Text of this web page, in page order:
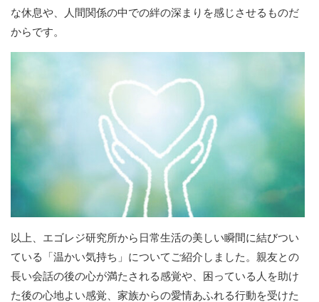
な休息や、人間関係の中での絆の深まりを感じさせるものだ
からです。
以上、エゴレジ研究所から日常生活の美しい瞬間に結びつい
ている「温かい気持ち」についてご紹介しました。親友との
長い会話の後の心が満たされる感覚や、困っている人を助け
た後の心地よい感覚、家族からの愛情あふれる行動を受けた